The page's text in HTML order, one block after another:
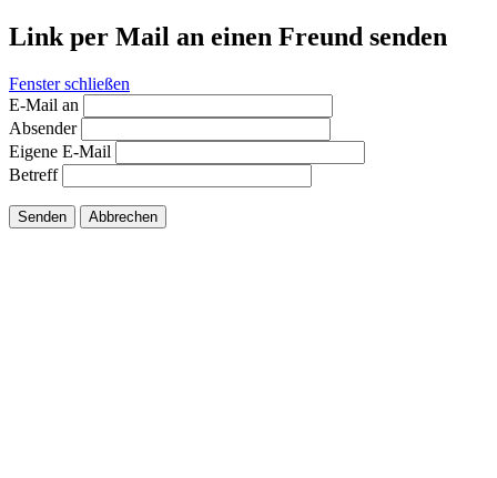
Link per Mail an einen Freund senden
Fenster schließen
E-Mail an
Absender
Eigene E-Mail
Betreff
Senden Abbrechen